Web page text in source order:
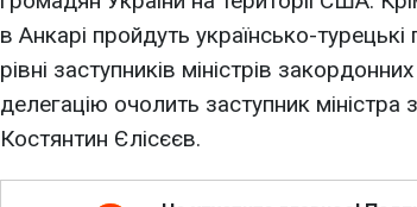
в Анкарі пройдуть українсько-турецькі
рівні заступників міністрів
делегацію очолить заступник
Костянтин Єлісєєв.